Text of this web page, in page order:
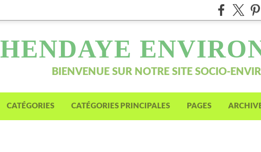
HENDAYE
BIENVENUE SUR NOTRE SITE SOCIO-
CATÉGORIES CATÉGORIES PRINCIPALES PAGES